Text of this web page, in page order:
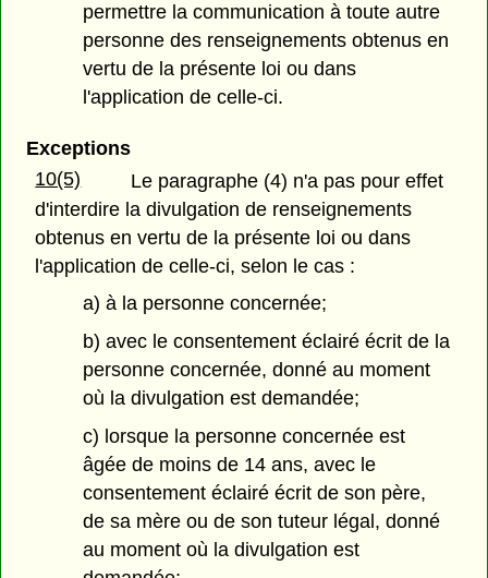
permettre la communication à toute autre
personne des renseignements obtenus en
vertu de la présente loi ou dans
l'application de celle-ci.
Exceptions
10(5)
Le paragraphe (4) n'a pas pour effet
d'interdire la divulgation de renseignements
obtenus en vertu de la présente loi ou dans
l'application de celle-ci, selon le cas :
a) à la personne concernée;
b) avec le consentement éclairé écrit de la
personne concernée, donné au moment
où la divulgation est demandée;
c) lorsque la personne concernée est
âgée de moins de 14 ans, avec le
consentement éclairé écrit de son père,
de sa mère ou de son tuteur légal, donné
au moment où la divulgation est